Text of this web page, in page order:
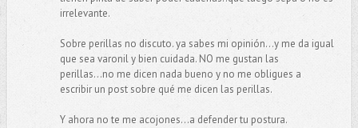
irrelevante.
Sobre perillas no discuto. ya sabes mi opinión...y me da igual
que sea varonil y bien cuidada. NO me gustan las
perillas...no me dicen nada bueno y no me obligues a
escribir un post sobre qué me dicen las perillas.
Y ahora no te me acojones...a defender tu postura.